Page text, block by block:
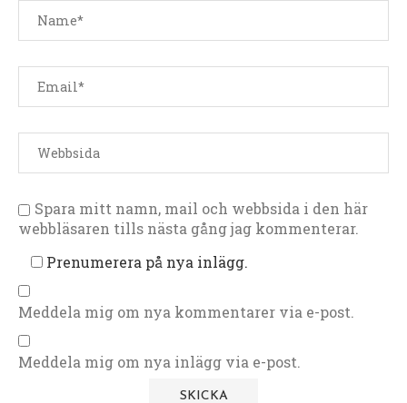
Spara mitt namn, mail och webbsida i den här
webbläsaren tills nästa gång jag kommenterar.
Prenumerera på nya inlägg.
Meddela mig om nya kommentarer via e-post.
Meddela mig om nya inlägg via e-post.